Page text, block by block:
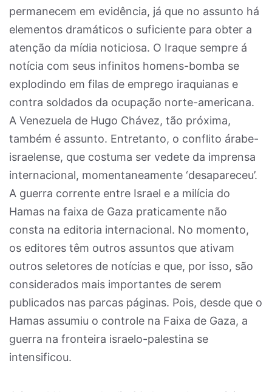
permanecem em evidência, já que no assunto há
elementos dramáticos o suficiente para obter a
atenção da mídia noticiosa. O Iraque sempre á
notícia com seus infinitos homens-bomba se
explodindo em filas de emprego iraquianas e
contra soldados da ocupação norte-americana.
A Venezuela de Hugo Chávez, tão próxima,
também é assunto. Entretanto, o conflito árabe-
israelense, que costuma ser vedete da imprensa
internacional, momentaneamente ‘desapareceu’.
A guerra corrente entre Israel e a milícia do
Hamas na faixa de Gaza praticamente não
consta na editoria internacional. No momento,
os editores têm outros assuntos que ativam
outros seletores de notícias e que, por isso, são
considerados mais importantes de serem
publicados nas parcas páginas. Pois, desde que o
Hamas assumiu o controle na Faixa de Gaza, a
guerra na fronteira israelo-palestina se
intensificou.